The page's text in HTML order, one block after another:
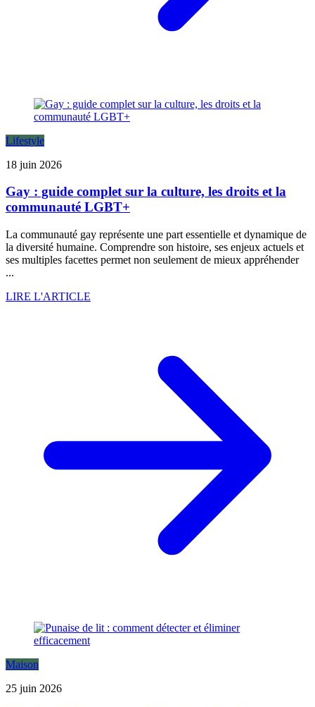
Lifestyle
18 juin 2026
Gay : guide complet sur la culture, les droits et la
communauté LGBT+
La communauté gay représente une part essentielle et dynamique de
la diversité humaine. Comprendre son histoire, ses enjeux actuels et
ses multiples facettes permet non seulement de mieux appréhender
...
LIRE L'ARTICLE
Maison
25 juin 2026